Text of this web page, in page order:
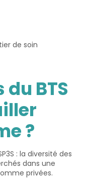
de soin
BTS
?
: la diversité des
dans une
privées.